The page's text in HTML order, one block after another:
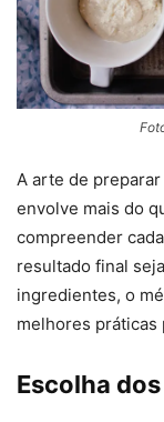
A arte de
envolve mais do
compreender
resultado final
ingredientes, o
melhores práticas
Escolha